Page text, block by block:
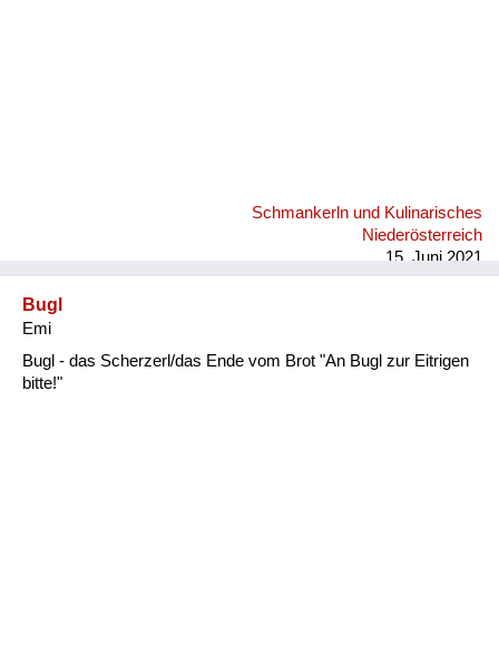
Schmankerln und Kulinarisches
Niederösterreich
15. Juni 2021
Bugl
Emi
Bugl - das Scherzerl/das Ende vom Brot "An Bugl zur Eitrigen
bitte!"